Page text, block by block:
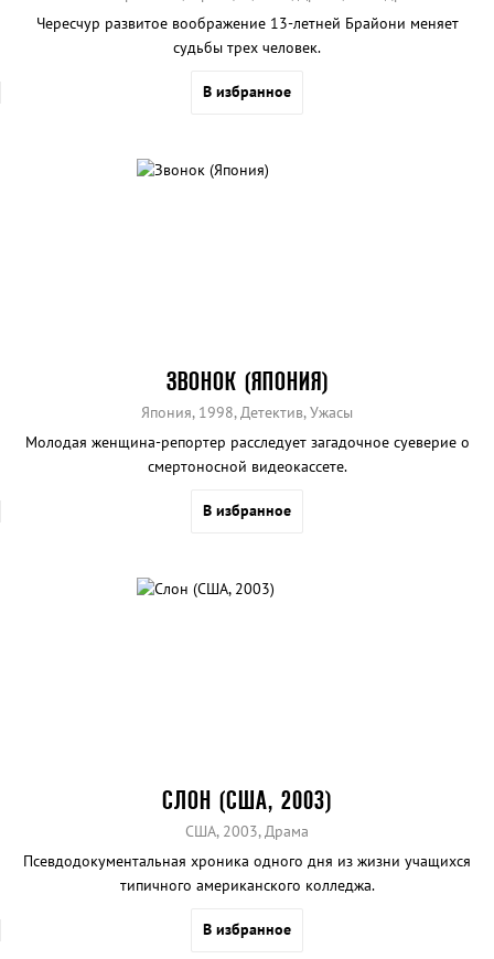
Чересчур развитое воображение 13-летней Брайони меняет
судьбы трех человек.
В избранное
ЗВОНОК (ЯПОНИЯ)
Япония, 1998, Детектив, Ужасы
Молодая женщина-репортер расследует загадочное суеверие о
смертоносной видеокассете.
В избранное
СЛОН (США, 2003)
США, 2003, Драма
Псевдодокументальная хроника одного дня из жизни учащихся
типичного американского колледжа.
В избранное